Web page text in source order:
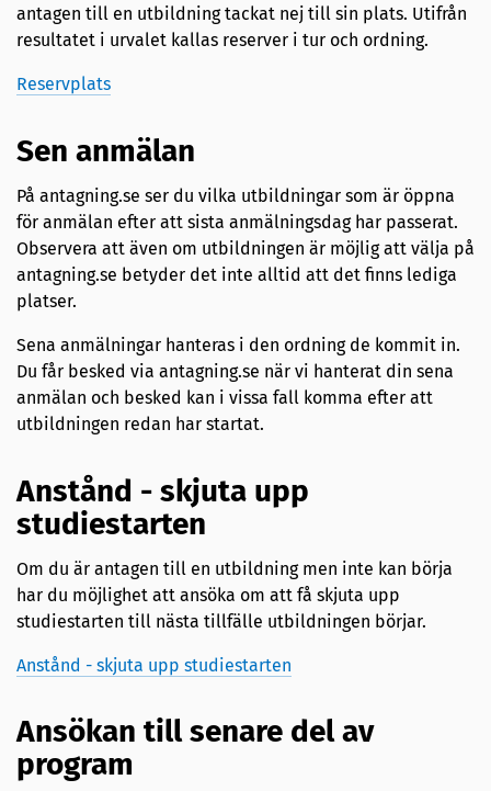
antagen till en utbildning tackat nej till sin plats. Utifrån
resultatet i urvalet kallas reserver i tur och ordning.
Reservplats
Sen anmälan
På antagning.se ser du vilka utbildningar som är öppna
för anmälan efter att sista anmälningsdag har passerat.
Observera att även om utbildningen är möjlig att välja på
antagning.se betyder det inte alltid att det finns lediga
platser.
Sena anmälningar hanteras i den ordning de kommit in.
Du får besked via antagning.se när vi hanterat din sena
anmälan och besked kan i vissa fall komma efter att
utbildningen redan har startat.
Anstånd - skjuta upp
studiestarten
Om du är antagen till en utbildning men inte kan börja
har du möjlighet att ansöka om att få skjuta upp
studiestarten till nästa tillfälle utbildningen börjar.
Anstånd - skjuta upp studiestarten
Ansökan till senare del av
program